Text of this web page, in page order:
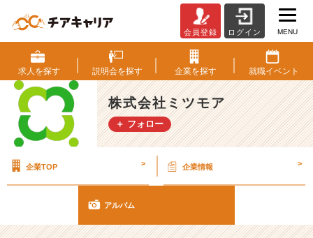
ン
チ
ャ
ー・
成
長
ら
ウ
会員登録 ログイン MENU
求人を探す 説明会を探す 企業を探す 就職イベント
株式会社ミツモア
＋ フォロー
企業TOP > 企業情報 >
アルバム